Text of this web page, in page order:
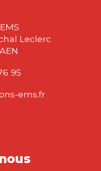
Leclerc
95
ems.fr